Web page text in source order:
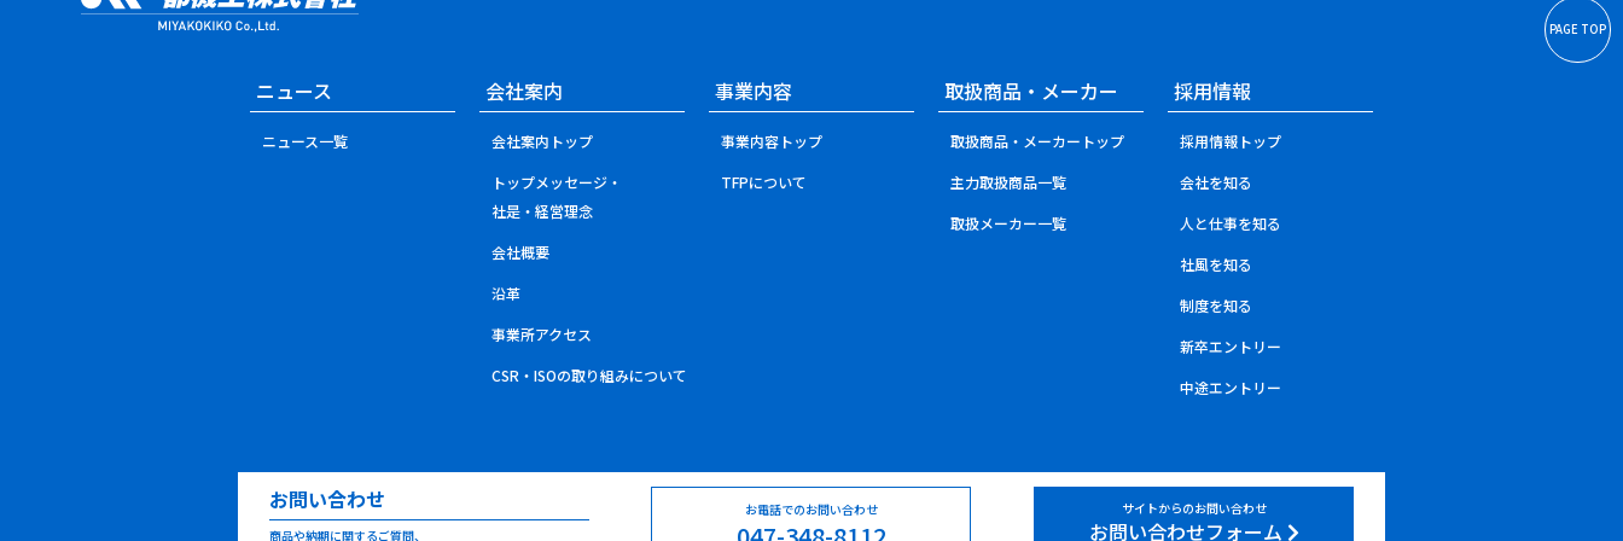
PAGE TOP
ニュース
ニュース一覧
会社案内
会社案内トップ
トップメッセージ・
社是・経営理念
会社概要
沿革
事業所アクセス
CSR・ISOの取り組みについて
事業内容
事業内容トップ
TFPについて
取扱商品・メーカー
取扱商品・メーカートップ
主力取扱商品一覧
取扱メーカー一覧
採用情報
採用情報トップ
会社を知る
人と仕事を知る
社風を知る
制度を知る
新卒エントリー
中途エントリー
お問い合わせ
商品や納期に関するご質問、
お電話でのお問い合わせ サイトからのお問い合わせ
お問い合わせフォーム